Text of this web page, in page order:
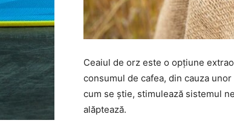
Ceaiul de orz este o opțiune
consumul de cafea, din cauza
cum se știe, stimulează sistemul
alăptează.